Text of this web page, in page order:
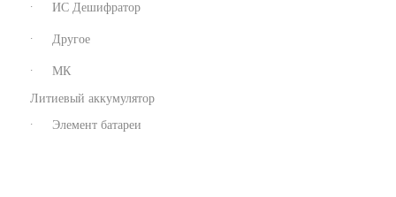
ИС Дешифратор
Другое
МК
Литиевый аккумулятор
Элемент батареи